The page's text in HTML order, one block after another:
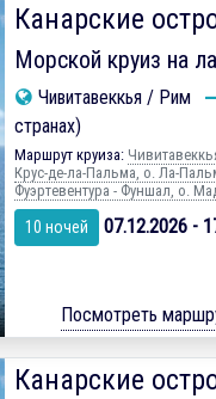
Канарские
Морской круиз на
Чивитавеккья / Рим
странах)
Маршрут круиза:
Крус-де-ла-Пальма, о. Ла-
Фуэртевентура - Фуншал, о.
10 ночей 07.12.2026 -
Посмотреть
Канарские